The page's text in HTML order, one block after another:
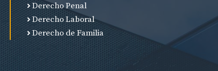
Derecho Penal
Derecho Laboral
Derecho de Familia